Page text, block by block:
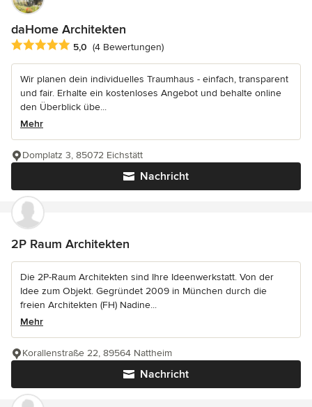
daHome Architekten
Durchschnittliche Bewertung: 5 von 5 Sternen
5,0 (4 Bewertungen)
Wir planen dein individuelles Traumhaus - einfach, transparent
und fair. Erhalte ein kostenloses Angebot und behalte online
den Überblick übe...
Mehr
Nachricht
Domplatz 3, 85072 Eichstätt
2P Raum Architekten
Die 2P-Raum Architekten sind Ihre Ideenwerkstatt. Von der
Idee zum Objekt. Gegründet 2009 in München durch die
freien Architekten (FH) Nadine...
Mehr
Nachricht
Korallenstraße 22, 89564 Nattheim